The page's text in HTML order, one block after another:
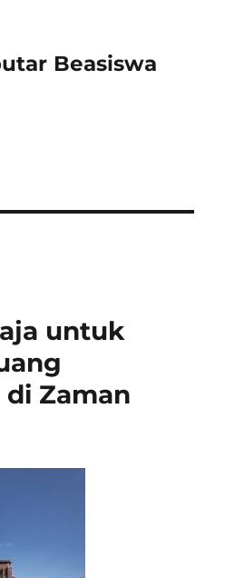
Beasiswa
untuk
Zaman